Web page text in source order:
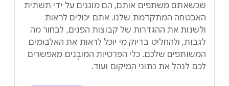
שכשאתם משתפים אותם, הם מוגנים על ידי תשתית
האבטחה המתקדמת שלנו. אתם יכולים לראות
ולשנות את ההגדרות של קבוצות הפנים, לבחור מה
לגבות, ולהחליט בדיוק מי יוכל לראות את האלבומים
המשותפים שלכם. כלי הפרטיות המובְנים מאפשרים
לכם לנהל את נתוני המיקום ועוד.